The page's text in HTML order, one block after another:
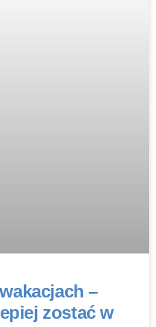
–
zostać w